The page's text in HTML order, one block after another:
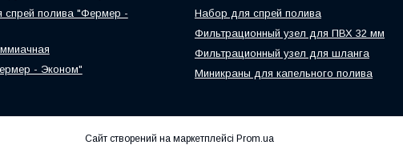
спрей полива "Фермер -
- Эконом"
Набор для спрей полива
Фильтрационный узел для ПВХ 32 мм
Фильтрационный узел для шланга
Миникраны для капельного полива
Сайт створений на маркетплейсі Prom.ua